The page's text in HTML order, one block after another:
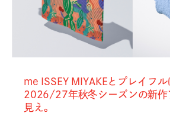
me ISSEY MIYAKEとプレイフル
2026/27年秋冬シーズンの新作
見え。